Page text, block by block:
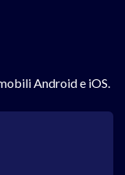
Android e iOS.